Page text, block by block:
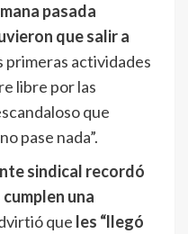
pasada
que salir a
primeras actividades
libre por las
que
pase nada”.
sindical recordó
una
que les “llegó